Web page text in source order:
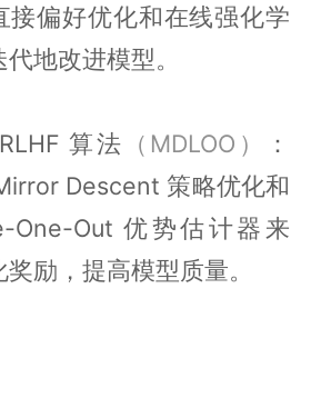
接偏好优化和在线强化学
地改进模型。
算法 （MDLOO）
：
Descent 策略优化和
One-Out 优势估计器来
励，提高模型质量。